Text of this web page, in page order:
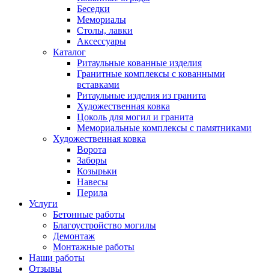
Беседки
Мемориалы
Столы, лавки
Аксессуары
Каталог
Ритаульные кованные изделия
Гранитные комплексы с кованными
вставками
Ритаульные изделия из гранита
Художественная ковка
Цоколь для могил и гранита
Мемориальные комплексы с памятниками
Художественная ковка
Ворота
Заборы
Козырьки
Навесы
Перила
Услуги
Бетонные работы
Благоустройство могилы
Демонтаж
Монтажные работы
Наши работы
Отзывы